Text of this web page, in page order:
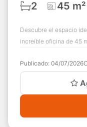
2 45 m²
Descubre el espacio
increíble oficina de 45
Publicado: 04/07/2026